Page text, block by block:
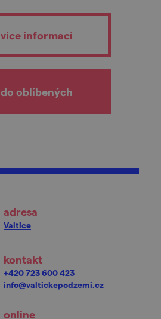
více informací
do oblíbených
adresa
Valtice
kontakt
+420 723 600 423
info@valtickepodzemi.cz
online